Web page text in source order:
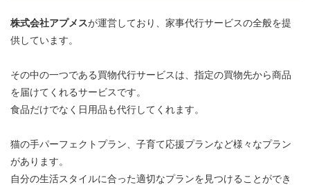
株式会社アプメスが運営しており、家事代行サービスの全般を提
供しています。
その中の一つである買物代行サービスは、指定の買物先から商品
を届けてくれるサービスです。
食品だけでなく日用品も代行してくれます。
猫の手パーフェクトプラン、子育て応援プランなど様々なプラン
があります。
自分の生活スタイルに合った適切なプランを見つけることができ